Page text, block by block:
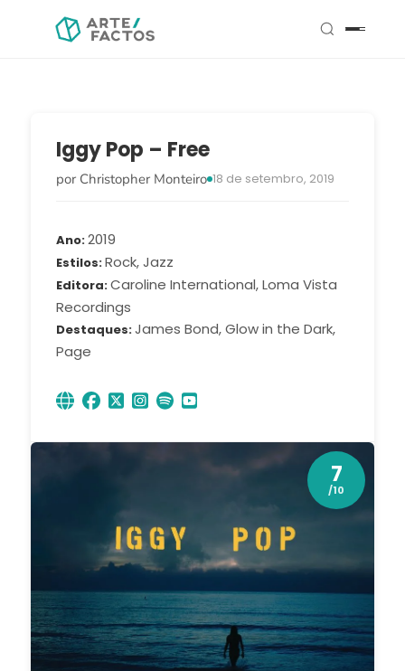
Iggy Pop – Free
por Christopher Monteiro 18 de setembro, 2019
Ano 2019
Estilos Rock, Jazz
Editora Caroline International, Loma Vista
Recordings
Destaques James Bond, Glow in the Dark,
Page
7
/10